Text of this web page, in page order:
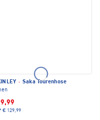
· Saka Tourenhose
€ 129,99